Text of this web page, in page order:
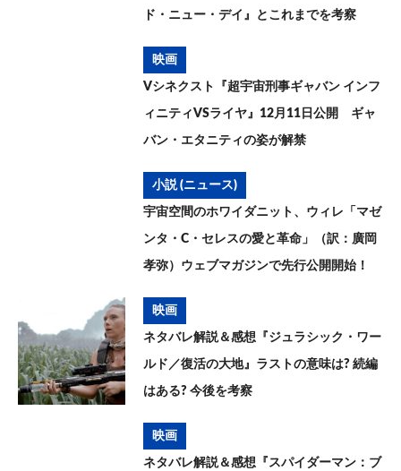
ド・ニュー・デイ』とこれまでを考察
映画
Vシネクスト『超宇宙刑事ギャバン インフ
ィニティVSライヤ』12月11日公開 ギャ
バン・エタニティの姿が解禁
小説 (ニュース)
宇宙空間のホワイダニット、ウィレ「マゼ
ンタ・C・セレスの愛と革命」（訳：廣岡
孝弥）ウェブマガジンで先行公開開始！
映画
ネタバレ解説＆感想『ジュラシック・ワー
ルド／復活の大地』ラストの意味は? 続編
はある? 今後を考察
映画
ネタバレ解説＆感想『スパイダーマン：ブ